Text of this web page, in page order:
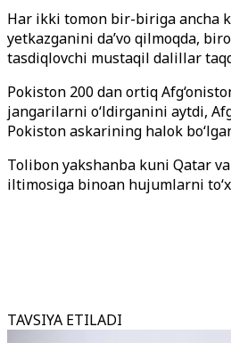
Har ikki tomon bir-biriga ancha
yetkazganini da’vo qilmoqda,
tasdiqlovchi mustaqil dalillar
Pokiston 200 dan ortiq
jangarilarni o‘ldirganini aytdi,
Pokiston askarining halok
Tolibon yakshanba kuni Qatar
iltimosiga binoan hujumlarni
TAVSIYA ETILADI